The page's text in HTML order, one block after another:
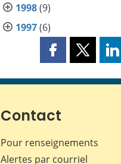
1998(9)
1997(6)
Partager
page
Facebook
Partager
page
Contact
Pour renseignements
Alertes par courriel